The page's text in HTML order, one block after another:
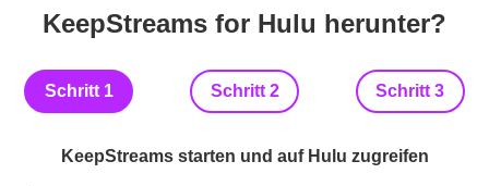
KeepStreams for Hulu herunter?
Schritt 1 Schritt 2 Schritt 3
KeepStreams starten und auf Hulu zugreifen